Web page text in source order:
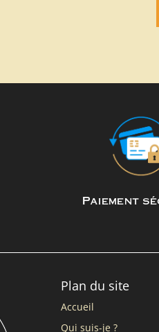
Paiement
Plan du site
Accueil
Qui suis-je ?